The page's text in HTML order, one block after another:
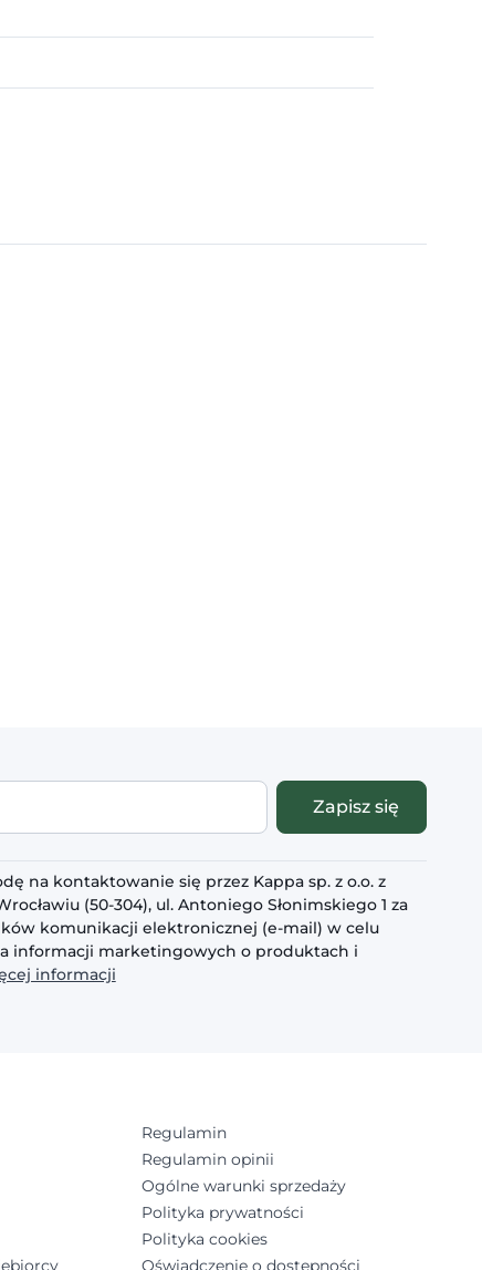
Zapisz się
na kontaktowanie się przez Kappa sp. z o.o. z
(50-304), ul. Antoniego Słonimskiego 1 za
komunikacji elektronicznej (e-mail) w celu
informacji marketingowych o produktach i
informacji
Regulamin
Regulamin opinii
Ogólne warunki sprzedaży
Polityka prywatności
Polityka cookies
Oświadczenie o dostępności